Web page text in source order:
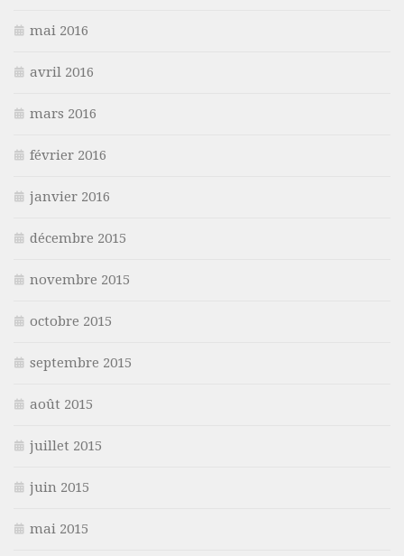
mai 2016
avril 2016
mars 2016
février 2016
janvier 2016
décembre 2015
novembre 2015
octobre 2015
septembre 2015
août 2015
juillet 2015
juin 2015
mai 2015